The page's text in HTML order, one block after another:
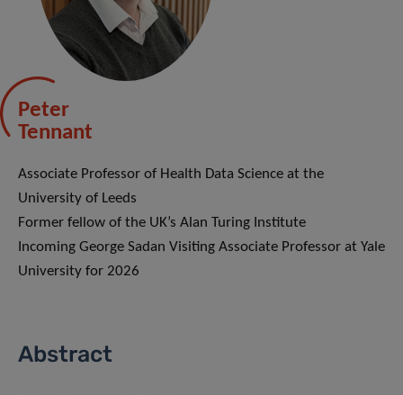
Peter
Tennant
Associate Professor of Health Data Science at the
University of Leeds
Former fellow of the UK’s Alan Turing Institute
Incoming George Sadan Visiting Associate Professor at Yale
University for 2026
Abstract